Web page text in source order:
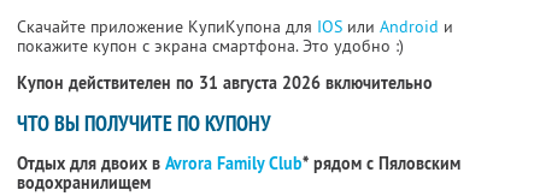
Скачайте приложение КупиКупона для IOS или Android и
покажите купон с экрана смартфона. Это удобно :)
Купон действителен по 31 августа 2026 включительно
ЧТО ВЫ ПОЛУЧИТЕ ПО КУПОНУ
Отдых для двоих в Avrora Family Club* рядом с Пяловским
водохранилищем